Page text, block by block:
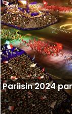
Pariisin 2024